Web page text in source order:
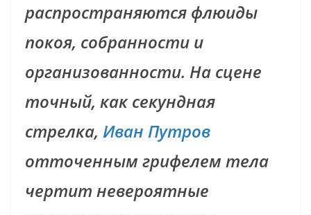
распространяются флюиды
покоя, собранности и
организованности. На сцене
точный, как секундная
стрелка, Иван Путров
отточенным грифелем тела
чертит невероятные